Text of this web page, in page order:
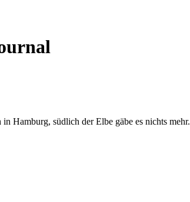
Hamburg, südlich der Elbe gäbe es nichts mehr.